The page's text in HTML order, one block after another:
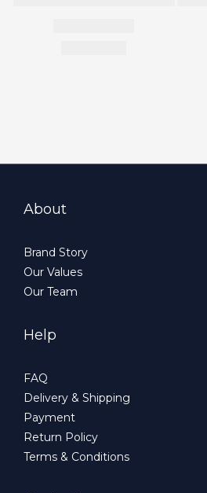
About
Brand Story
Our Values
Our Team
Help
FAQ
Delivery & Shipping
Payment
Return Policy
Terms & Conditions